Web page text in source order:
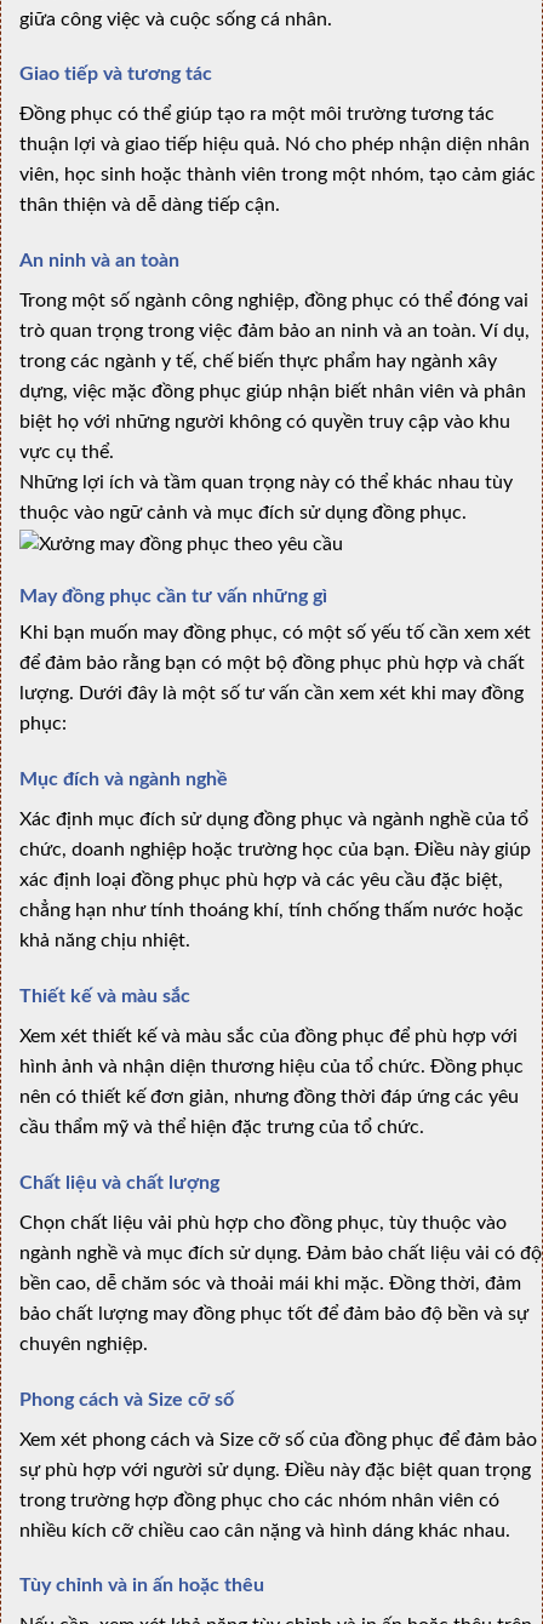
giữa công việc và cuộc sống cá nhân.
Giao tiếp và tương tác
Đồng phục có thể giúp tạo ra một môi trường tương tác
thuận lợi và giao tiếp hiệu quả. Nó cho phép nhận diện nhân
viên, học sinh hoặc thành viên trong một nhóm, tạo cảm giác
thân thiện và dễ dàng tiếp cận.
An ninh và an toàn
Trong một số ngành công nghiệp, đồng phục có thể đóng vai
trò quan trọng trong việc đảm bảo an ninh và an toàn. Ví dụ,
trong các ngành y tế, chế biến thực phẩm hay ngành xây
dựng, việc mặc đồng phục giúp nhận biết nhân viên và phân
biệt họ với những người không có quyền truy cập vào khu
vực cụ thể.
Những lợi ích và tầm quan trọng này có thể khác nhau tùy
thuộc vào ngữ cảnh và mục đích sử dụng đồng phục.
May đồng phục cần tư vấn những gì
Khi bạn muốn may đồng phục, có một số yếu tố cần xem xét
để đảm bảo rằng bạn có một bộ đồng phục phù hợp và chất
lượng. Dưới đây là một số tư vấn cần xem xét khi may đồng
phục:
Mục đích và ngành nghề
Xác định mục đích sử dụng đồng phục và ngành nghề của tổ
chức, doanh nghiệp hoặc trường học của bạn. Điều này giúp
xác định loại đồng phục phù hợp và các yêu cầu đặc biệt,
chẳng hạn như tính thoáng khí, tính chống thấm nước hoặc
khả năng chịu nhiệt.
Thiết kế và màu sắc
Xem xét thiết kế và màu sắc của đồng phục để phù hợp với
hình ảnh và nhận diện thương hiệu của tổ chức. Đồng phục
nên có thiết kế đơn giản, nhưng đồng thời đáp ứng các yêu
cầu thẩm mỹ và thể hiện đặc trưng của tổ chức.
Chất liệu và chất lượng
Chọn chất liệu vải phù hợp cho đồng phục, tùy thuộc vào
ngành nghề và mục đích sử dụng. Đảm bảo chất liệu vải có độ
bền cao, dễ chăm sóc và thoải mái khi mặc. Đồng thời, đảm
bảo chất lượng may đồng phục tốt để đảm bảo độ bền và sự
chuyên nghiệp.
Phong cách và Size cỡ số
Xem xét phong cách và Size cỡ số của đồng phục để đảm bảo
sự phù hợp với người sử dụng. Điều này đặc biệt quan trọng
trong trường hợp đồng phục cho các nhóm nhân viên có
nhiều kích cỡ chiều cao cân nặng và hình dáng khác nhau.
Tùy chỉnh và in ấn hoặc thêu